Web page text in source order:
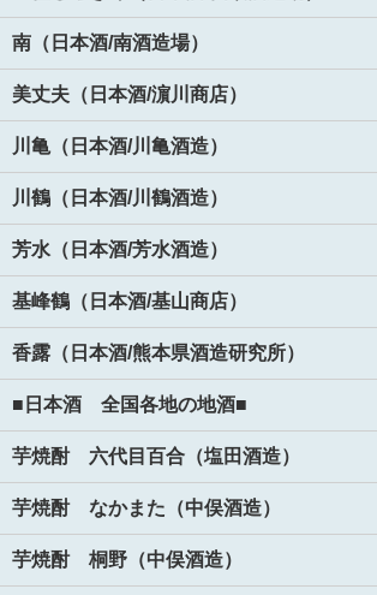
南（日本酒/南酒造場）
美丈夫（日本酒/濵川商店）
川亀（日本酒/川亀酒造）
川鶴（日本酒/川鶴酒造）
芳水（日本酒/芳水酒造）
基峰鶴（日本酒/基山商店）
香露（日本酒/熊本県酒造研究所）
■日本酒 全国各地の地酒■
芋焼酎 六代目百合（塩田酒造）
芋焼酎 なかまた（中俣酒造）
芋焼酎 桐野（中俣酒造）